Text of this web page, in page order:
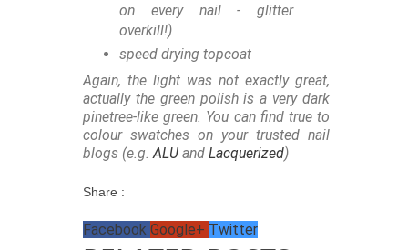
on every nail - glitter
overkill!)
speed drying topcoat
Again, the light was not exactly great,
actually the green polish is a very dark
pinetree-like green. You can find true to
colour swatches on your trusted nail
blogs (e.g. ALU and Lacquerized)
Share :
Facebook Google+ Twitter